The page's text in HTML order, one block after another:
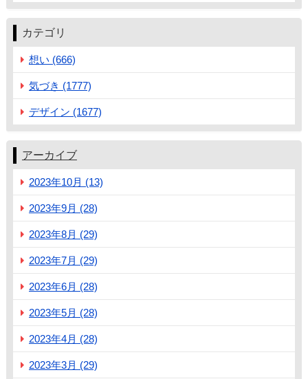
カテゴリ
想い (666)
気づき (1777)
デザイン (1677)
アーカイブ
2023年10月 (13)
2023年9月 (28)
2023年8月 (29)
2023年7月 (29)
2023年6月 (28)
2023年5月 (28)
2023年4月 (28)
2023年3月 (29)